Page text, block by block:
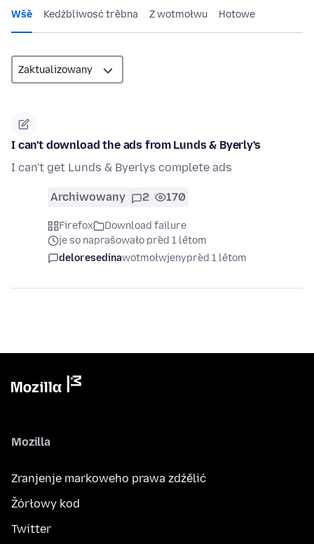
Wšě Kedźbliwosć trěbna Z wotmołwu Hotowe
I can't download the ads from Lunds & Byerly's
I can't get Lunds & Byerlys complete ads
Archiwowany 2 170
Firefox
Download failure
je so naprašowało před 1 lětom
deloresedinawotmołwjenypřed 1 lětom
Mozilla
Zranjenje markoweho prawa zdźělić
Žórłowy kod
Twitter